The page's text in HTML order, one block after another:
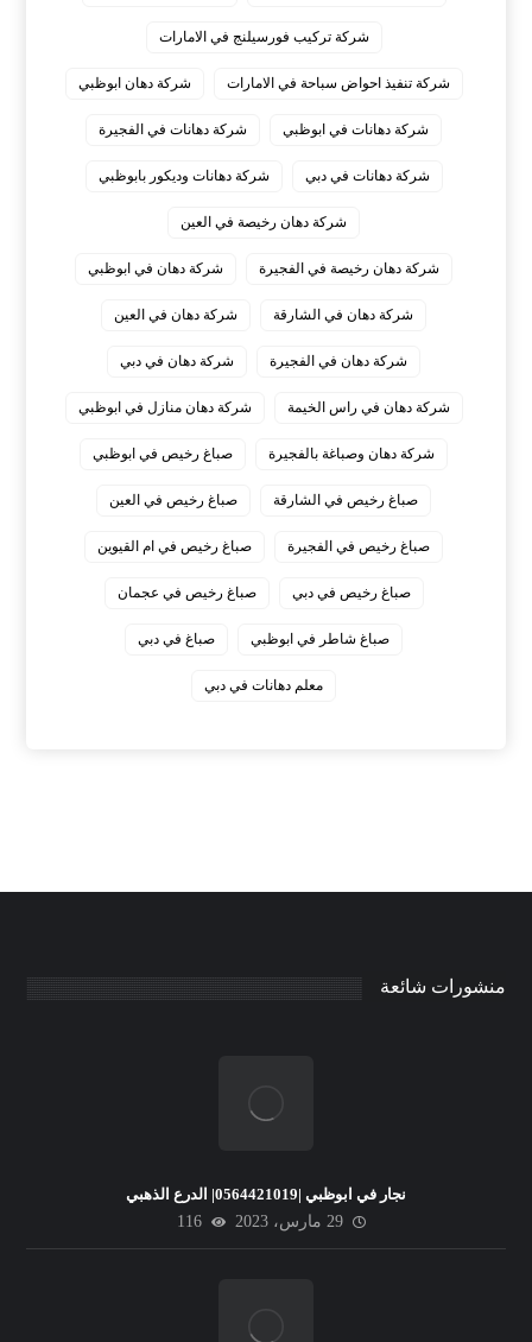
شركة تركيب فورسيلنج في الامارات
شركة تنفيذ احواض سباحة في الامارات شركة دهان ابوظبي
شركة دهانات في ابوظبي شركة دهانات في الفجيرة
شركة دهانات في دبي شركة دهانات وديكور بابوظبي
شركة دهان رخيصة في العين
شركة دهان رخيصة في الفجيرة شركة دهان في ابوظبي
شركة دهان في الشارقة شركة دهان في العين
شركة دهان في الفجيرة شركة دهان في دبي
شركة دهان في راس الخيمة شركة دهان منازل في ابوظبي
شركة دهان وصباغة بالفجيرة صباغ رخيص في ابوظبي
صباغ رخيص في الشارقة صباغ رخيص في العين
صباغ رخيص في الفجيرة صباغ رخيص في ام القيوين
صباغ رخيص في دبي صباغ رخيص في عجمان
صباغ شاطر في ابوظبي صباغ في دبي
معلم دهانات في دبي
منشورات شائعة
نجار في ابوظبي |0564421019| الدرع الذهبي
29 مارس، 2023
116